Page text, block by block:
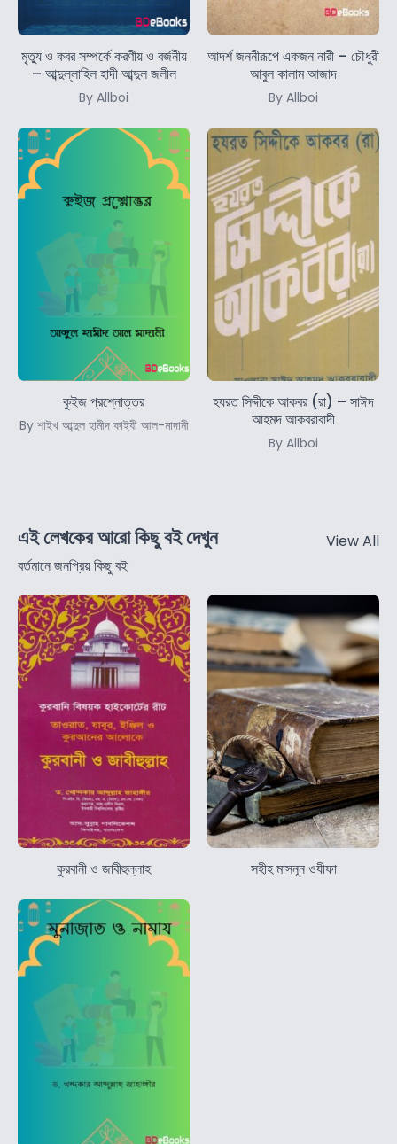
মৃত্যু ও কবর সম্পর্কে করণীয় ও বর্জনীয়
– আব্দুল্লাহিল হাদী আব্দুল জলীল
By Allboi
আদর্শ জননীরূপে একজন নারী – চৌধুরী
আবুল কালাম আজাদ
By Allboi
কুইজ প্রশ্নোত্তর
By শাইখ আব্দুল হামীদ ফাইযী আল-মাদানী
হযরত সিদ্দীকে আকবর (রা) – সাঈদ
আহমদ আকবরাবাদী
By Allboi
এই লেখকের আরো কিছু বই দেখুন
বর্তমানে জনপ্রিয় কিছু বই
View All
কুরবানী ও জাবীহুল্লাহ সহীহ মাসনূন ওযীফা